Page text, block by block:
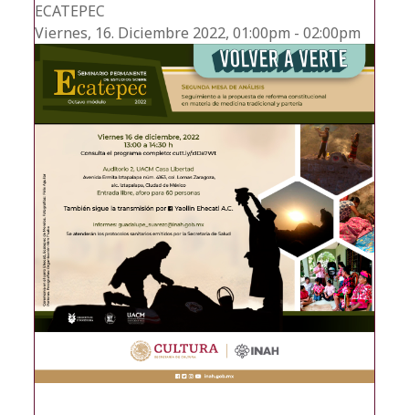
ECATEPEC
Viernes, 16. Diciembre 2022, 01:00pm - 02:00pm